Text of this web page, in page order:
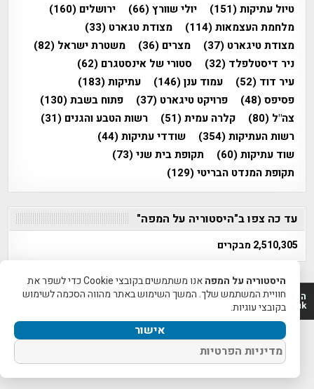
טיול עתיקות(151) יולי שוורץ(66) ירושלים (160)
מלחמת העצמאות(114) מצודת טגארט (33)
מצודת טיגארט (37) מצרים (36) משטרת ישראל (82)
ניר דיסטלפלד (32) סטורי של אינסטגרם (62)
עיר דוד (52) עמוד ענן(146) עתיקות(183)
פסיפס(48) פרויקט טיגארט (37) פתוח בשבת(130)
צה"ל (80) קלרה עמית(51) רשות הטבע והגנים (31)
רשות העתיקות(354) שודדי עתיקות(44)
שוד עתיקות(60) תקופת בית שני(73)
תקופת המנדט הבריטי(129)
עד כה צפו ב"היסטוריה על המפה"
2,510,305 מבקרים
היסטוריה על המפה 2011-2026 | פרוייקט טיגארט 2012-2026|
www.mapah.co.il | www.tegart.uk
היסטוריה על המפה
אנו משתמשים בקובצי Cookie כדי לשפר את
חוויית המשתמש שלך. המשך השימוש באתר מהווה הסכמה לשימוש
בקובצי עוגיות.
אישור
מדיניות הפרטיות